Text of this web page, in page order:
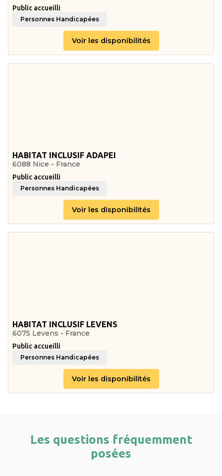
Public accueilli
Personnes Handicapées
Voir les disponibilités
HABITAT INCLUSIF ADAPEI
6088 Nice - France
Public accueilli
Personnes Handicapées
Voir les disponibilités
HABITAT INCLUSIF LEVENS
6075 Levens - France
Public accueilli
Personnes Handicapées
Voir les disponibilités
Les questions fréquemment
posées